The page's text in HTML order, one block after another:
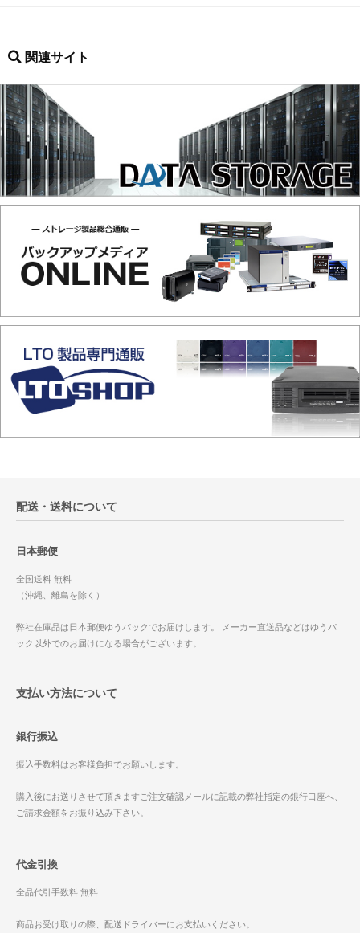
関連サイト
配送・送料について
日本郵便
全国送料 無料
（沖縄、離島を除く）
弊社在庫品は日本郵便ゆうパックでお届けします。 メーカー直送品などはゆうパ
ック以外でのお届けになる場合がございます。
支払い方法について
銀行振込
振込手数料はお客様負担でお願いします。
購入後にお送りさせて頂きますご注文確認メールに記載の弊社指定の銀行口座へ、
ご請求金額をお振り込み下さい。
代金引換
全品代引手数料 無料
商品お受け取りの際、配送ドライバーにお支払いください。